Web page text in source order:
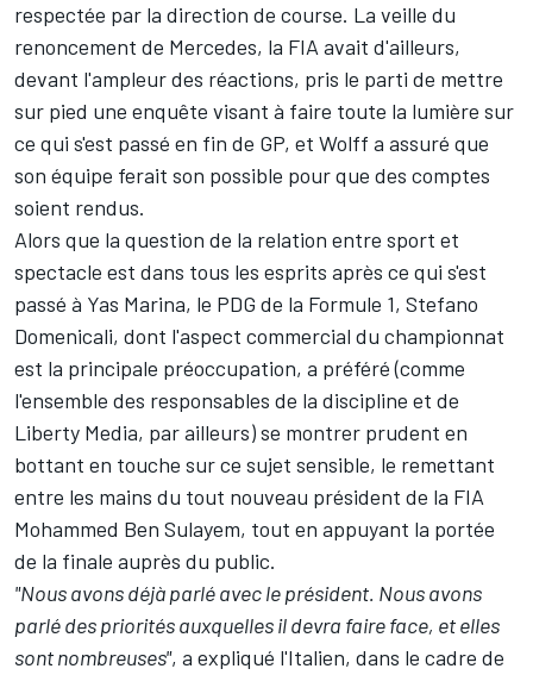
respectée par la direction de course. La veille du
renoncement de Mercedes, la FIA avait d'ailleurs,
devant l'ampleur des réactions, pris le parti de mettre
sur pied une enquête visant à faire toute la lumière sur
ce qui s'est passé en fin de GP, et Wolff a assuré que
son équipe ferait son possible pour que des comptes
soient rendus.
Alors que la question de la relation entre sport et
spectacle est dans tous les esprits après ce qui s'est
passé à Yas Marina, le PDG de la Formule 1, Stefano
Domenicali, dont l'aspect commercial du championnat
est la principale préoccupation, a préféré (comme
l'ensemble des responsables de la discipline et de
Liberty Media, par ailleurs) se montrer prudent en
bottant en touche sur ce sujet sensible, le remettant
entre les mains du tout nouveau président de la FIA
Mohammed Ben Sulayem, tout en appuyant la portée
de la finale auprès du public.
"Nous avons déjà parlé avec le président. Nous avons
parlé des priorités auxquelles il devra faire face, et elles
sont nombreuses", a expliqué l'Italien, dans le cadre de